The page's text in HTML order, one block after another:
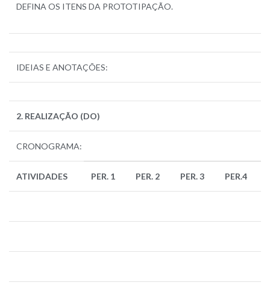
DEFINA OS ITENS DA PROTOTIPAÇÃO.
IDEIAS E ANOTAÇÕES:
2. REALIZAÇÃO (DO)
CRONOGRAMA:
ATIVIDADES PER. 1 PER. 2 PER. 3 PER.4